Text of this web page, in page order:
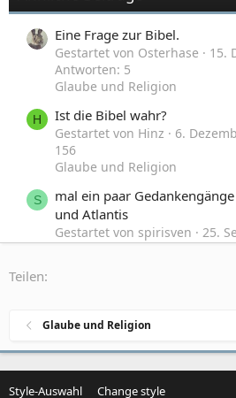
Eine Frage zur Bibel.
Gestartet von Osterhase
15.
Antworten: 5
Glaube und Religion
H Ist die Bibel wahr?
Gestartet von Hinz 6.
156
Glaube und Religion
S
mal ein paar
und Atlantis
Gestartet von spirisven
25.
Gestartet von johannis
Antworten: 33
Teilen:
Glaube und Religion
Style-Auswahl Change style